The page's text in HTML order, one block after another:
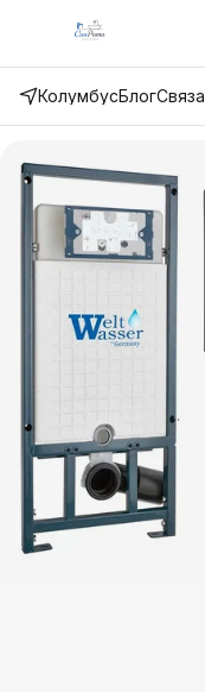
КолумбусБлог